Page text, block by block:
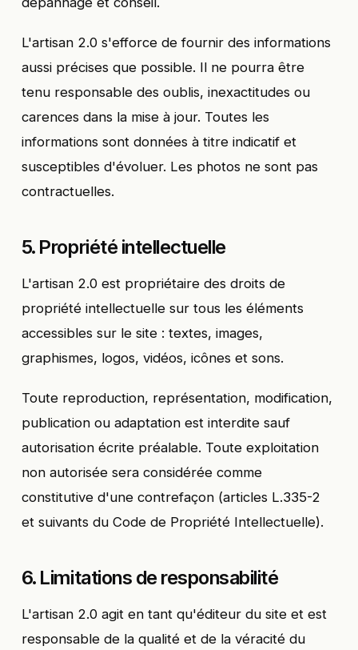
L'artisan 2.0 s'efforce de fournir des informations
aussi précises que possible. Il ne pourra être
tenu responsable des oublis, inexactitudes ou
carences dans la mise à jour. Toutes les
informations sont données à titre indicatif et
susceptibles d'évoluer. Les photos ne sont pas
contractuelles.
5. Propriété intellectuelle
L'artisan 2.0 est propriétaire des droits de
propriété intellectuelle sur tous les éléments
accessibles sur le site : textes, images,
graphismes, logos, vidéos, icônes et sons.
Toute reproduction, représentation, modification,
publication ou adaptation est interdite sauf
autorisation écrite préalable. Toute exploitation
non autorisée sera considérée comme
constitutive d'une contrefaçon (articles L.335-2
et suivants du Code de Propriété Intellectuelle).
6. Limitations de responsabilité
L'artisan 2.0 agit en tant qu'éditeur du site et est
responsable de la qualité et de la véracité du